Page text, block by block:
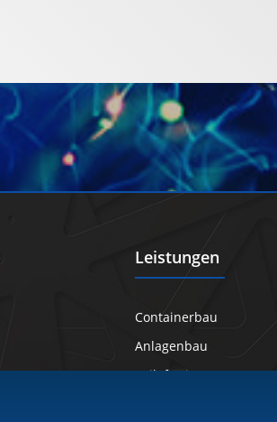
Leistungen
Containerbau
Anlagenbau
Teilefertigung